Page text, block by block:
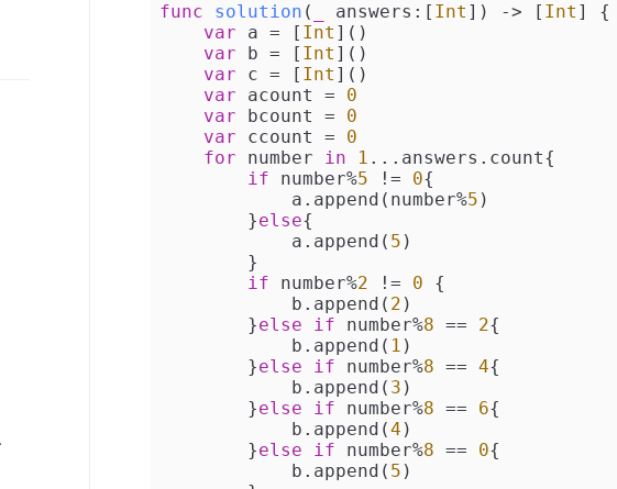
func solution ( answers :[ Int ]) -> [ Int ] {
var a = [ Int ]()
var b = [ Int ]()
var c = [ Int ]()
var acount =
0
var bcount =
0
var ccount =
0
for number in 1 ... answers.count{
if number%5 != 0{
            a.append(number
%5 )
        }
else{
            a.append(
5 )
if number%2 != 0 {
            b.append(
2 )
        }
else if number%8 == 2{
            b.append(
1 )
        }
else if number%8 == 4{
            b.append(
3 )
        }
else if number%8 == 6{
            b.append(
4 )
        }
else if number%8 == 0{
            b.append(
5 )